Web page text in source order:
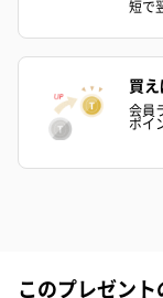
のオイル漬（981円
短で
買
会員
ポイ
このプレゼン